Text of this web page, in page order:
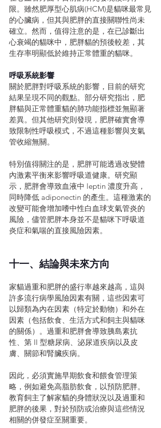
限。雖然肥厚型心肌病(HCM)是貓咪最常見
的心臟病，但其與肥胖的直接關聯性尚未
確立。然而，值得注意的是，在已診斷出
心衰竭的貓咪中，肥胖貓的預後較差，其
生存率明顯低於維持正常體重的貓咪。
呼吸系統影響
關於肥胖對呼吸系統的影響，目前的研究
結果呈現不同的觀點。部分研究指出，肥
胖貓與正常體重貓的肺功能指標並無顯著
差異。但其他研究則發現，肥胖確實會導
致限制性呼吸模式，不過這種影響與支氣
管收縮無關。
特別值得關注的是，肥胖可能透過改變體
內激素平衡來影響呼吸道健康。研究顯
示，肥胖會導致血液中 leptin 濃度升高，
同時降低 adiponectin 的產生。這種激素的
改變可能會增加嗜中性白血球支氣管炎的
風險，儘管肥胖本身並不是貓咪下呼吸道
炎症和氣喘的直接風險因素。
十一、結論與未來方向
家貓過重和肥胖的盛行率越來越高，這與
許多流行病學風險因素有關，這些因素可
以歸類為內在因素（特定於動物）和外在
因素（包括飲食、生活方式和飼主與貓咪
的關係）。過重和肥胖會導致胰島素抗
性、第 II 型糖尿病、泌尿道疾病以及皮
膚、關節和腎臟疾病。
因此，必須實施早期飲食和餵食管理策
略，例如避免高脂肪飲食，以預防肥胖。
教育飼主了解家貓的身體狀況以及過重和
肥胖的後果，對於預防或治療與這些情況
相關的併發症至關重要。